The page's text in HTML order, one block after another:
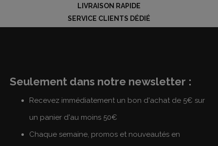
LIVRAISON RAPIDE
SERVICE CLIENTS DÉDIÉ
Seulement dans notre newsletter :
Recevez immédiatement un bon d'achat de 5€ sur
un panier d'au moins 50€
Chaque semaine, promos et nouveautés en